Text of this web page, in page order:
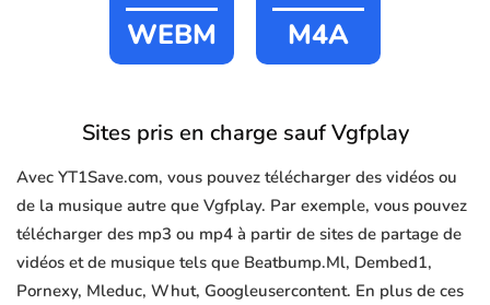
WEBM M4A
Sites pris en charge sauf Vgfplay
Avec YT1Save.com, vous pouvez télécharger des vidéos ou
de la musique autre que Vgfplay. Par exemple, vous pouvez
télécharger des mp3 ou mp4 à partir de sites de partage de
vidéos et de musique tels que Beatbump.Ml, Dembed1,
Pornexy, Mleduc, Whut, Googleusercontent. En plus de ces